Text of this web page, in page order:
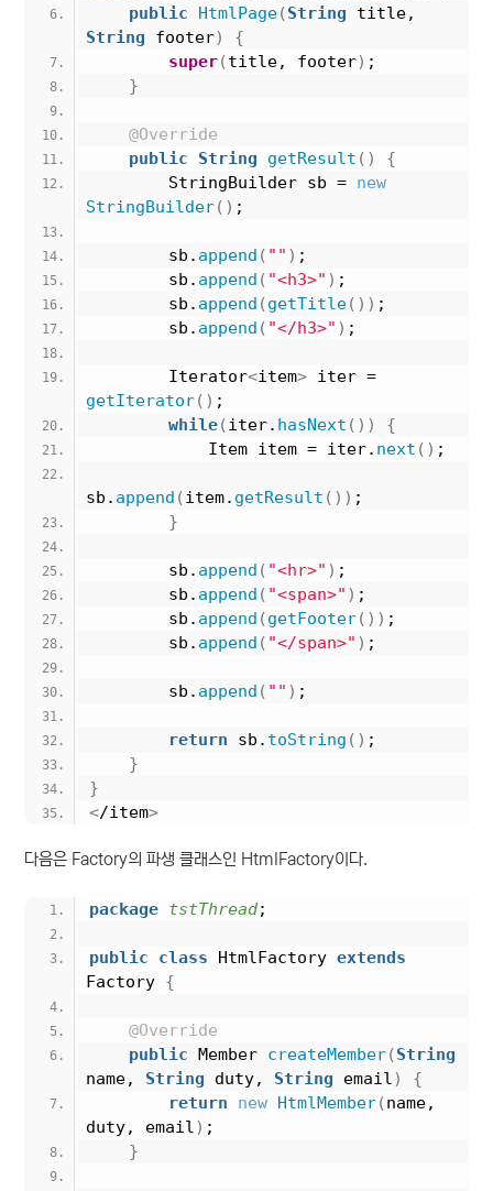
public
HtmlPage(String
String footer)
{
super(title, footer) ;
}
@Override
public
String getResult ()
{
        StringBuilder sb =
new
StringBuilder() ;
        sb.
append ( "" ) ;
        sb.
append ( "<h3>" ) ;
        sb.
append (getTitle()) ;
        sb.
append ( "</h3>" ) ;
        Iterator
<item>
getIterator() ;
while(iter. hasNext ())
{
            Item item = iter.
next () ;
sb. append (item. getResult ()) ;
}
        sb.
append ( "<hr>" ) ;
        sb.
append ( "<span>" ) ;
        sb.
append (getFooter()) ;
        sb.
append ( "</span>" ) ;
        sb.
append ( "" ) ;
return sb. toString () ;
}
}
</item>
다음은 Factory의 파생 클래스인 HtmlFactory이다.
package tstThread;
public class HtmlFactory extends
Factory {
@Override
public Member createMember(String
name, String duty, String email)
{
return
new HtmlMember(name,
duty, email) ;
}